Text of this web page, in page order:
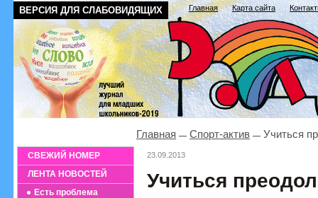
ВЕРСИЯ ДЛЯ СЛАБОВИДЯЩИХ Главная Карта сайта
СВЕЖИЙ НОМЕР
ЛЕНТА НОВОСТЕЙ
Есть проблема
Главная Спорт-актив Учиться
23.09.2013
Учиться